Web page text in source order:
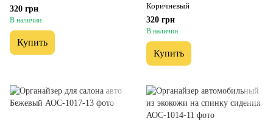
320 грн
В наличии
Купить
Коричневый
320 грн
В наличии
Купить